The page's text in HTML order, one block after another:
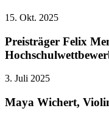
15. Okt. 2025
Preisträger Felix
3. Juli 2025
Maya Wichert,